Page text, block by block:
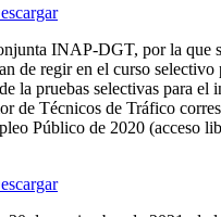
INAP-DGT, por la que
de regir en el curso selectivo
la pruebas selectivas para el
de Técnicos de Tráfico
Público de 2020 (acceso